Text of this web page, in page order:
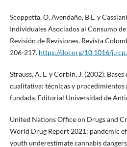
Scoppetta, O, Avendaño, B.L. y
Individuales Asociados al Consumo
Revisión de Revisiones. Revista
206-217. https://doi.org/10.1016/
Strauss, A. L. y Corbin, J. (2002).
cualitativa: técnicas y
fundada. Editorial Universidad de
United Nations Office on Drugs and
World Drug Report 2021: pandemic
youth underestimate cannabis